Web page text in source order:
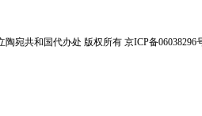
宛共和国代办处 版权所有 京ICP备06038296